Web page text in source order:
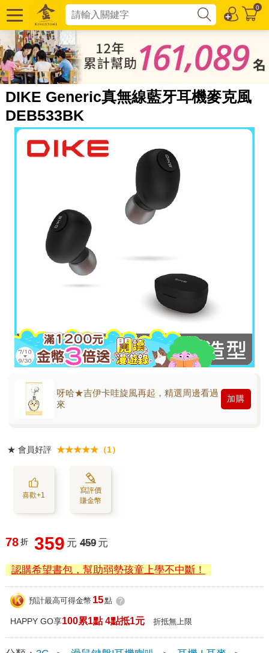
0
DIKE Generic真無線藍牙耳機麥克風
DEB533BK
呀哈★吉伊卡哇旋風再起，精選周邊看過
來
加購
★ 會員好評 ★★★★★（1）
喜歡+1
寫評價
賺金幣
78 折 359 元 459 元
認購希望書包，幫助弱勢孩童上學不中斷！
預計最高可得金幣 15點 ?
HAPPY GO享100累1點 4點抵1元 折抵無上限